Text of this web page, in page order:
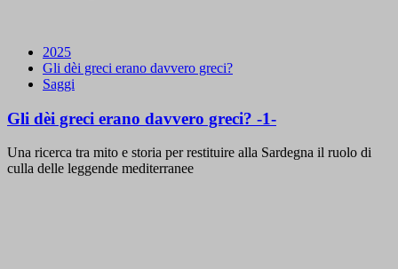
2025
Gli dèi greci erano davvero greci?
Saggi
Gli dèi greci erano davvero greci? -1-
Una ricerca tra mito e storia per restituire alla Sardegna il ruolo di
culla delle leggende mediterranee